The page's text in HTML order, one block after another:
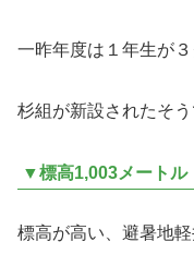
一昨年度は１年生が３
杉組が新設されたそう
▼標高1,003メートル
標高が高い、避暑地軽